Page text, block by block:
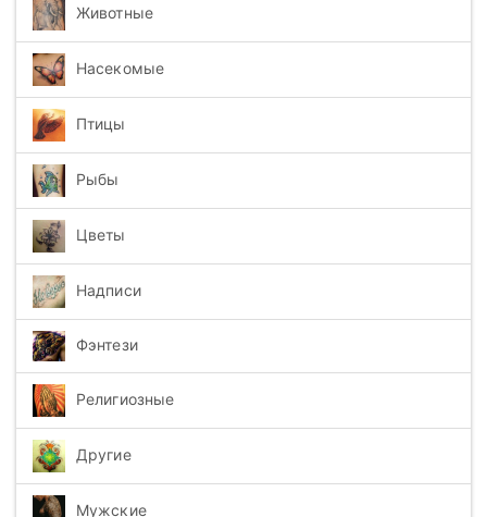
Животные
Насекомые
Птицы
Рыбы
Цветы
Надписи
Фэнтези
Религиозные
Другие
Мужские